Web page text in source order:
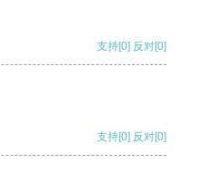
支持[0] 反对[0]
支持[0] 反对[0]